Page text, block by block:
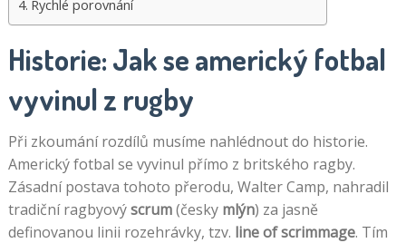
Rychlé porovnání
Historie: Jak se americký fotbal
vyvinul z rugby
Při zkoumání rozdílů musíme nahlédnout do historie.
Americký fotbal se vyvinul přímo z britského ragby.
Zásadní postava tohoto přerodu, Walter Camp, nahradil
tradiční ragbyovýscrum(česky mlýn) za jasně
definovanou linii rozehrávky, tzv. line of scrimmage. Tím